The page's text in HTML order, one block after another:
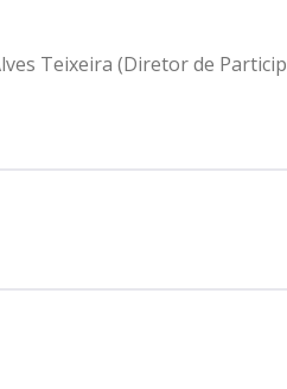
Teixeira (Diretor de